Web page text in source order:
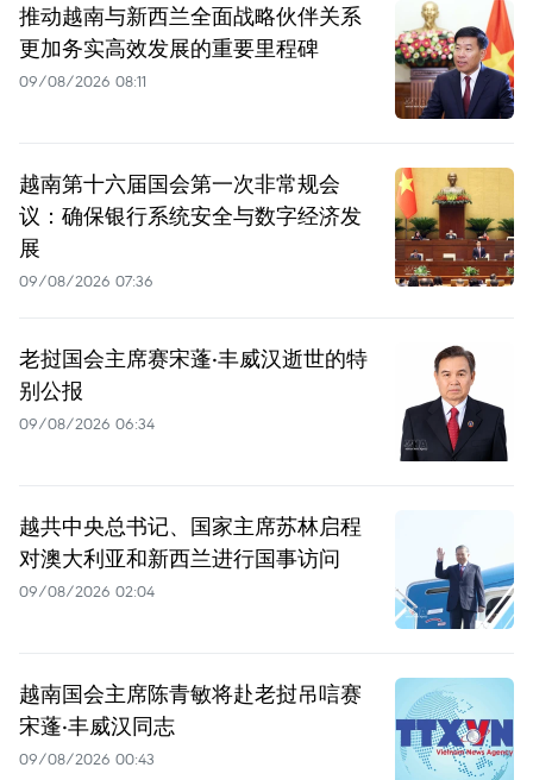
推动越南与新西兰全面战略伙伴关系
更加务实高效发展的重要里程碑
09/08/2026 08:11
越南第十六届国会第一次非常规会
议：确保银行系统安全与数字经济发
展
09/08/2026 07:36
老挝国会主席赛宋蓬·丰威汉逝世的特
别公报
09/08/2026 06:34
越共中央总书记、国家主席苏林启程
对澳大利亚和新西兰进行国事访问
09/08/2026 02:04
越南国会主席陈青敏将赴老挝吊唁赛
宋蓬·丰威汉同志
09/08/2026 00:43